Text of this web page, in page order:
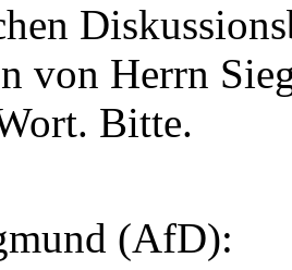
von Herrn
Bitte.
(AfD):